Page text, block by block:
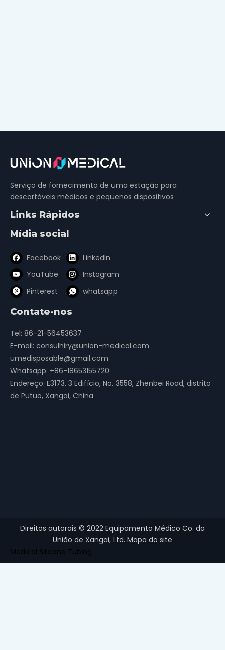
Serviço de fornecimento de uma estação para
descartáveis ​​médicos e pequenos dispositivos
Links Rápidos
Mídia social
Facebook
LinkedIn
YouTube
Instagram
Pinterest
whatsapp
Contate-nos
Tel: 86-21-56453637
E-mail: consulhiry@union-medical.com
umedisposable@gmail.com
Whatsapp: +86-18653155720
Endereço: E3173, 3 Edifício, No. 3558, Zhenbei Road, distrito
de Putuo, Xangai, China
Direitos autorais © 2022 Equipamento Médico Co. da
União de Xangai, Ltd. Mapa do site
Medical Silicone Tubing